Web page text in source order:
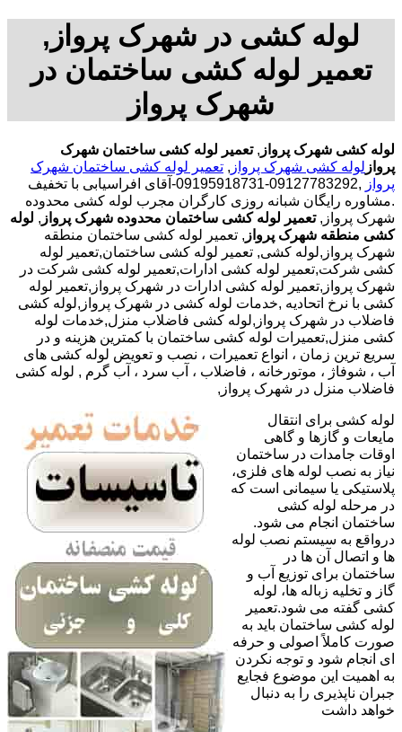
لوله کشی در شهرک پرواز,
تعمیر لوله کشی ساختمان در
شهرک پرواز
لوله کشی شهرک پرواز ,تعمیر لوله کشی ساختمان شهرک
پرواز لوله کشی شهرک پرواز , تعمیر لوله کشی ساختمان شهرک
پرواز
,09127783292-09195918731-آقای افراسیابی با تخفیف
.مشاوره رایگان شبانه روزی کارگران مجرب لوله کشی محدوده
شهرک پرواز,تعمیر لوله کشی ساختمان محدوده شهرک پرواز , لوله
کشی منطقه شهرک پرواز , تعمیر لوله کشی ساختمان منطقه
شهرک پرواز,لوله کشی, تعمیر لوله کشی ساختمان,تعمیر لوله
کشی شرکت,تعمیر لوله کشی ادارات,تعمیر لوله کشی شرکت در
شهرک پرواز,تعمیر لوله کشی ادارات در شهرک پرواز,تعمیر لوله
کشی با نرخ اتحادیه ,خدمات لوله کشی در شهرک پرواز,لوله کشی
فاضلاب در شهرک پرواز,لوله کشی فاضلاب منزل,خدمات لوله
کشی منزل,تعمیرات لوله کشی ساختمان با کمترین هزینه و در
سریع ترین زمان ، انواع تعمیرات ، نصب و تعویض لوله کشی های
آب ، شوفاژ ، موتورخانه ، فاضلاب ، آب سرد ، آب گرم , لوله کشی
فاضلاب منزل در شهرک پرواز,
لوله کشی برای انتقال
مایعات و گازها و گاهی
اوقات جامدات در ساختمان
نیاز به نصب لوله های فلزی،
پلاستیکی یا سیمانی است که
در مرحله لوله کشی
ساختمان انجام می شود.
درواقع به سیستم نصب لوله
ها و اتصال آن ها در
ساختمان برای توزیع آب و
گاز و تخلیه زباله ها، لوله
کشی گفته می شود.تعمیر
لوله کشی ساختمان باید به
صورت کاملاً اصولی و حرفه
ای انجام شود و توجه نکردن
به اهمیت این موضوع فجایع
جبران ناپذیری را به دنبال
خواهد داشت